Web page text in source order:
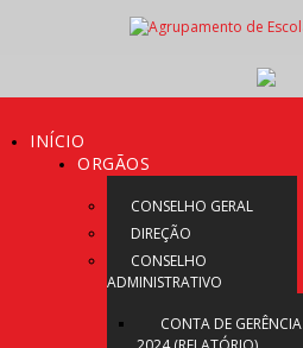
INÍCIO
ORGÃOS
CONSELHO GERAL
DIREÇÃO
CONSELHO
ADMINISTRATIVO
CONTA DE GERÊNCIA